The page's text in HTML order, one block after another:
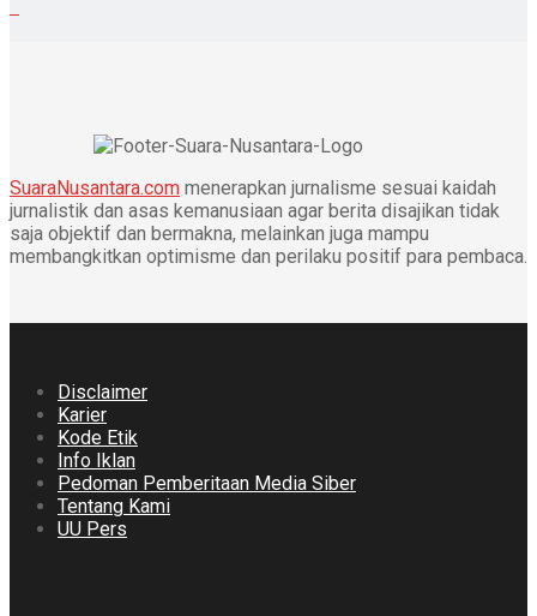
SuaraNusantara.com menerapkan jurnalisme sesuai kaidah
jurnalistik dan asas kemanusiaan agar berita disajikan tidak
saja objektif dan bermakna, melainkan juga mampu
membangkitkan optimisme dan perilaku positif para pembaca.
Disclaimer
Karier
Kode Etik
Info Iklan
Pedoman Pemberitaan Media Siber
Tentang Kami
UU Pers